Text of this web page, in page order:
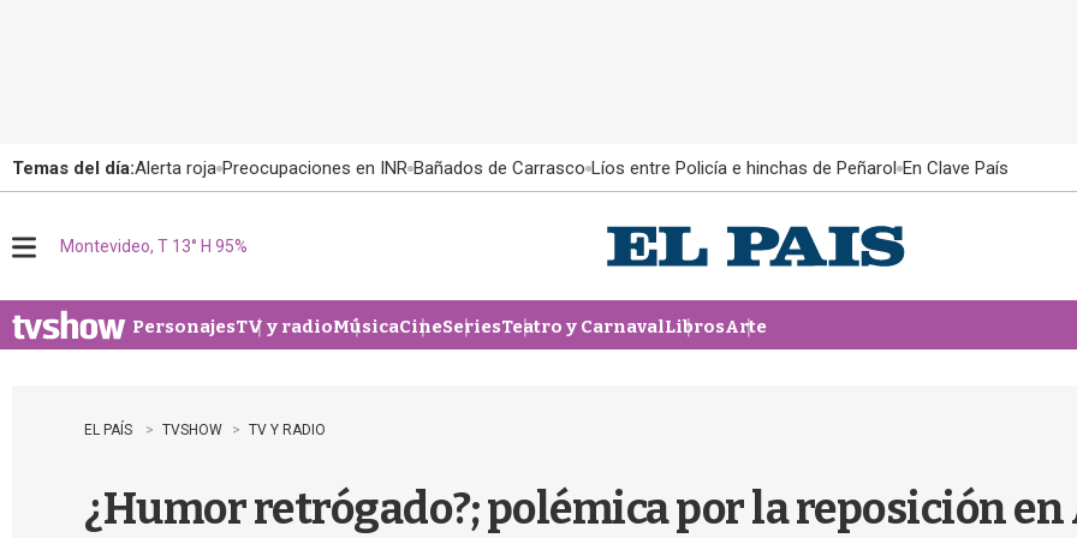
Temas del día:Alerta roja Preocupaciones en INR Bañados de Carrasco Líos entre Policía e hinchas de Peñarol En Clave País
u
Montevideo, T 13° H 95%
PersonajesTV y radioMúsicaCineSeriesTeatro y CarnavalLibrosArte
EL PAÍS TVSHOW TV Y RADIO
¿Humor retrógado?; polémica por la reposición